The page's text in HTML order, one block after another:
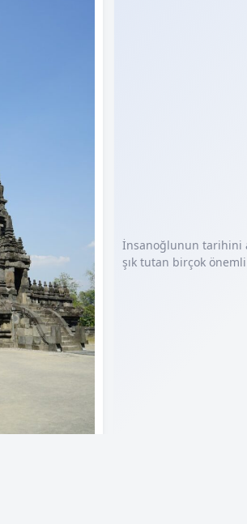
İnsanoğlunun tarihini
şık tutan birçok